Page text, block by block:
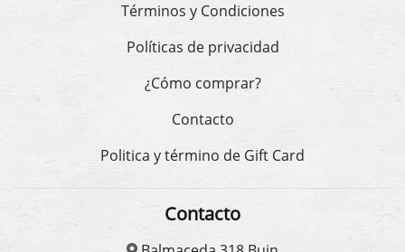
Términos y Condiciones
Políticas de privacidad
¿Cómo comprar?
Contacto
Politica y término de Gift Card
Contacto